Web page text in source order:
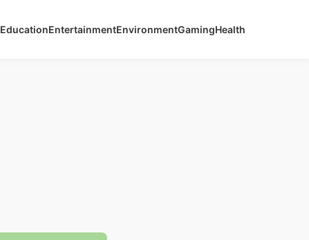
EducationEntertainmentEnvironmentGamingHealth